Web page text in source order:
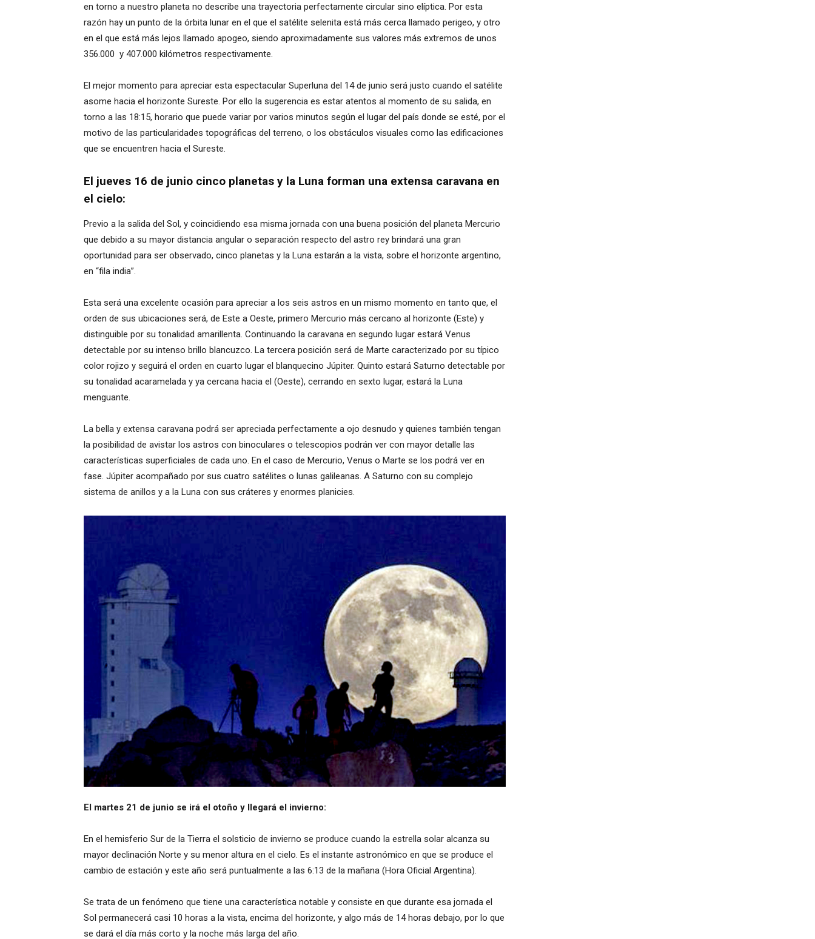
en torno a nuestro planeta no describe una trayectoria perfectamente circular sino elíptica. Por esta
razón hay un punto de la órbita lunar en el que el satélite selenita está más cerca llamado perigeo, y otro
en el que está más lejos llamado apogeo, siendo aproximadamente sus valores más extremos de unos
356.000 y 407.000 kilómetros respectivamente.
El mejor momento para apreciar esta espectacular Superluna del 14 de junio será justo cuando el satélite
asome hacia el horizonte Sureste. Por ello la sugerencia es estar atentos al momento de su salida, en
torno a las 18:15, horario que puede variar por varios minutos según el lugar del país donde se esté, por el
motivo de las particularidades topográficas del terreno, o los obstáculos visuales como las edificaciones
que se encuentren hacia el Sureste.
El jueves 16 de junio cinco planetas y la Luna forman una extensa caravana en
el cielo:
Previo a la salida del Sol, y coincidiendo esa misma jornada con una buena posición del planeta Mercurio
que debido a su mayor distancia angular o separación respecto del astro rey brindará una gran
oportunidad para ser observado, cinco planetas y la Luna estarán a la vista, sobre el horizonte argentino,
en “fila india”.
Esta será una excelente ocasión para apreciar a los seis astros en un mismo momento en tanto que, el
orden de sus ubicaciones será, de Este a Oeste, primero Mercurio más cercano al horizonte (Este) y
distinguible por su tonalidad amarillenta. Continuando la caravana en segundo lugar estará Venus
detectable por su intenso brillo blancuzco. La tercera posición será de Marte caracterizado por su típico
color rojizo y seguirá el orden en cuarto lugar el blanquecino Júpiter. Quinto estará Saturno detectable por
su tonalidad acaramelada y ya cercana hacia el (Oeste), cerrando en sexto lugar, estará la Luna
menguante.
La bella y extensa caravana podrá ser apreciada perfectamente a ojo desnudo y quienes también tengan
la posibilidad de avistar los astros con binoculares o telescopios podrán ver con mayor detalle las
características superficiales de cada uno. En el caso de Mercurio, Venus o Marte se los podrá ver en
fase. Júpiter acompañado por sus cuatro satélites o lunas galileanas. A Saturno con su complejo
sistema de anillos y a la Luna con sus cráteres y enormes planicies.
El martes 21 de junio se irá el otoño y llegará el invierno:
En el hemisferio Sur de la Tierra el solsticio de invierno se produce cuando la estrella solar alcanza su
mayor declinación Norte y su menor altura en el cielo. Es el instante astronómico en que se produce el
cambio de estación y este año será puntualmente a las 6:13 de la mañana (Hora Oficial Argentina).
Se trata de un fenómeno que tiene una característica notable y consiste en que durante esa jornada el
Sol permanecerá casi 10 horas a la vista, encima del horizonte, y algo más de 14 horas debajo, por lo que
se dará el día más corto y la noche más larga del año.